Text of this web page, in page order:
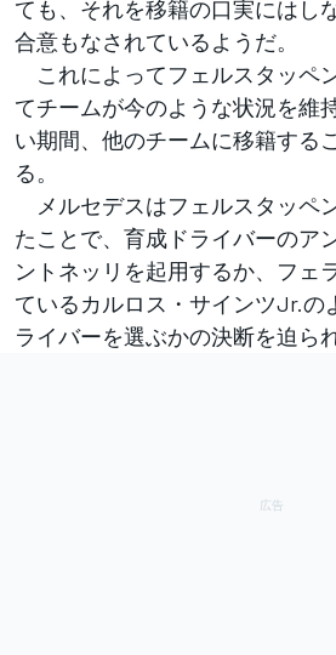
ても、それを移籍の口実にはし
合意もなされているようだ。
これによってフェルスタッペ
てチームが今のような状況を維
い期間、他のチームに移籍する
る。
メルセデスはフェルスタッペ
たことで、育成ドライバーのア
ントネッリを起用するか、フェ
ているカルロス・サインツJr.の
ライバーを選ぶかの決断を迫ら